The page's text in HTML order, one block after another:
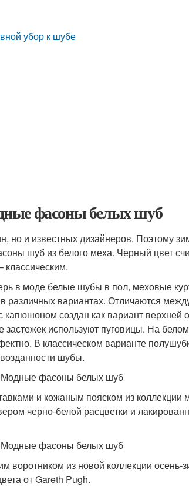
убор к шубе
фасоны белых шуб
и известных дизайнеров. Поэтому
шуб из белого меха. Черный цвет
в моде белые шубы в пол, меховые
различных вариантах. Отличаются
создан как вариант верхней
застежек используют пуговицы. На
В классическом варианте
шубы.
и кожаным пояском из коллекции
черно-белой расцветки и
воротником из новой коллекции осень-
от Gareth Pugh.